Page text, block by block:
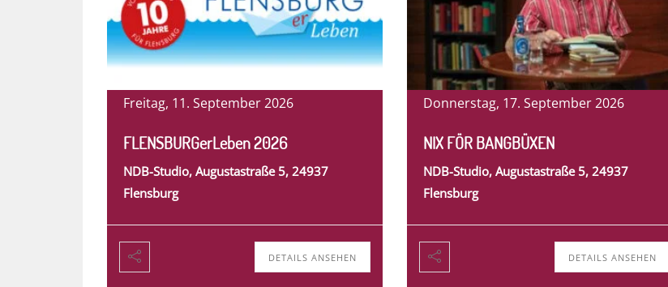
Freitag, 11. September 2026
FLENSBURGerLeben 2026
NDB-Studio, Augustastraße 5, 24937
Flensburg
DETAILS ANSEHEN
Donnerstag, 17. September 2026
NIX FÖR BANGBÜXEN
NDB-Studio, Augustastraße 5, 24937
Flensburg
DETAILS ANSEHEN